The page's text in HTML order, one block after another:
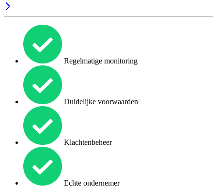
Regelmatige monitoring
Duidelijke voorwaarden
Klachtenbeheer
Echte ondernemer